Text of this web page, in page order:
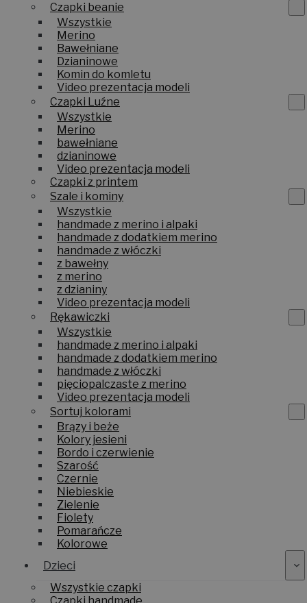
Czapki beanie
Wszystkie
Merino
Bawełniane
Dzianinowe
Komin do komletu
Video prezentacja modeli
Czapki Luźne
Wszystkie
Merino
bawełniane
dzianinowe
Video prezentacja modeli
Czapki z printem
Szale i kominy
Wszystkie
handmade z merino i alpaki
handmade z dodatkiem merino
handmade z włóczki
z bawełny
z merino
z dzianiny
Video prezentacja modeli
Rękawiczki
Wszystkie
handmade z merino i alpaki
handmade z dodatkiem merino
handmade z włóczki
pięciopalczaste z merino
Video prezentacja modeli
Sortuj kolorami
Brązy i beże
Kolory jesieni
Bordo i czerwienie
Szarość
Czernie
Niebieskie
Zielenie
Fiolety
Pomarańcze
Kolorowe
Dzieci
Wszystkie czapki